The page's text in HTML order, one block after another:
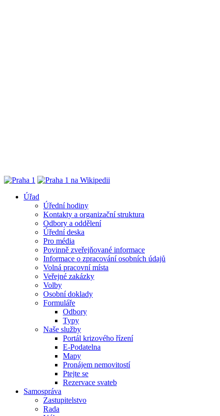
Úřad
Úřední hodiny
Kontakty a organizační struktura
Odbory a oddělení
Úřední deska
Pro média
Povinně zveřejňované informace
Informace o zpracování osobních údajů
Volná pracovní místa
Veřejné zakázky
Volby
Osobní doklady
Formuláře
Odbory
Typy
Naše služby
Portál krizového řízení
E-Podatelna
Mapy
Pronájem nemovitostí
Ptejte se
Rezervace svateb
Samospráva
Zastupitelstvo
Rada